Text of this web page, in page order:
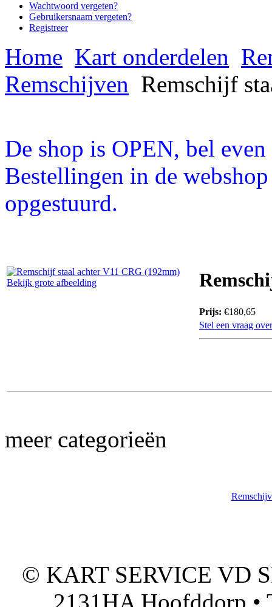
Wachtwoord vergeten?
Gebruikersnaam vergeten?
Registreer
Home Kart onderdelen
Remschijven Remschijf
De shop is OPEN, bel
Bestellingen in de
opgestuurd.
Bekijk grote afbeelding
Prijs: €180,65
Stel een vraag
meer categorieën
© KART SERVICE VD